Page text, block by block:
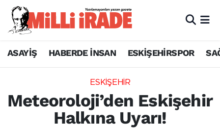
ASAYİŞ HABERDE İNSAN ESKİŞEHİRSPOR
ESKİŞEHİR
Meteoroloji’den Eskişehir
Halkına Uyarı!